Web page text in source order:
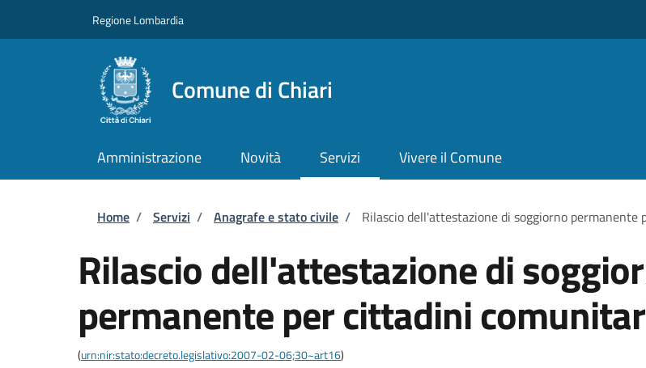
Regione Lombardia
Comune di Chiari
Amministrazione Novità Servizi Vivere il Comune
Briciole di pane
Home / Servizi / Anagrafe e stato civile / Rilascio dell'attestazione di soggiorno
Rilascio dell'attestazione di
permanente per cittadini
(urn:nir:stato:decreto.legislativo:2007-02-06;30~art16)